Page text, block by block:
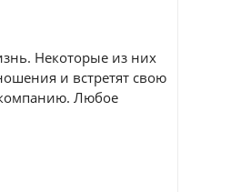
Некоторые из них
и встретят свою
Любое